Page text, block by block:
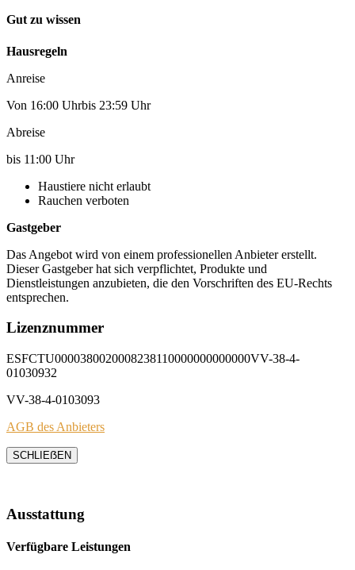
Gut zu wissen
Hausregeln
Anreise
Von 16:00 Uhrbis 23:59 Uhr
Abreise
bis 11:00 Uhr
Haustiere nicht erlaubt
Rauchen verboten
Gastgeber
Das Angebot wird von einem professionellen Anbieter erstellt.
Dieser Gastgeber hat sich verpflichtet, Produkte und
Dienstleistungen anzubieten, die den Vorschriften des EU-Rechts
entsprechen.
Lizenznummer
ESFCTU0000380020008238110000000000000VV-38-4-
01030932
VV-38-4-0103093
AGB des Anbieters
SCHLIEẞEN
Ausstattung
Verfügbare Leistungen